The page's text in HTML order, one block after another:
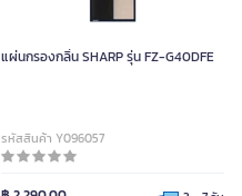
แผ่นกรองกลิ่น SHARP รุ่น FZ-G40DFE
รหัสสินค้า Y096057